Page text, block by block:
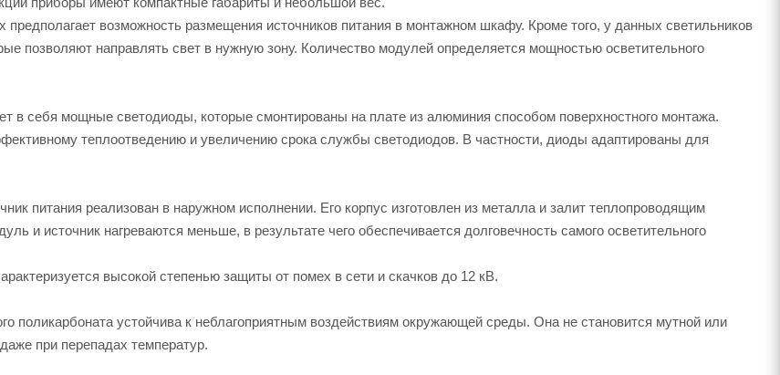
возможность размещения источников питания в монтажном шкафу. Кроме того, у данных светильников
позволяют направлять свет в нужную зону. Количество модулей определяется мощностью осветительного
в себя мощные светодиоды, которые смонтированы на плате из алюминия способом поверхностного монтажа.
теплоотведению и увеличению срока службы светодиодов. В частности, диоды адаптированы для
питания реализован в наружном исполнении. Его корпус изготовлен из металла и залит теплопроводящим
и источник нагреваются меньше, в результате чего обеспечивается долговечность самого осветительного
высокой степенью защиты от помех в сети и скачков до 12 кВ.
поликарбоната устойчива к неблагоприятным воздействиям окружающей среды. Она не становится мутной или
при перепадах температур.